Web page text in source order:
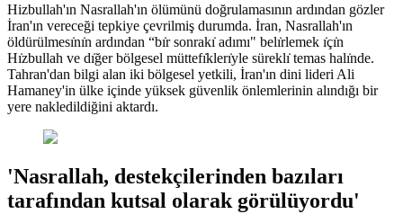
Hizbullah'ın Nasrallah'ın ölümünü doğrulamasının ardından gözler
İran'ın vereceği tepkiye çevrilmiş durumda. İran, Nasrallah'ın
öldürülmesı̇nı̇n ardından “bı̇r sonrakı̇ adımı" belı̇rlemek ı̇çı̇n
Hı̇zbullah ve dı̇ğer bölgesel müttefı̇klerı̇yle süreklı̇ temas halı̇nde.
Tahran'dan bilgi alan iki bölgesel yetkili, İran'ın dini lideri Ali
Hamaney'in ülke içinde yüksek güvenlik önlemlerinin alındığı bir
yere nakledildiğini aktardı.
'Nasrallah, destekçilerinden bazıları
tarafından kutsal olarak görülüyordu'